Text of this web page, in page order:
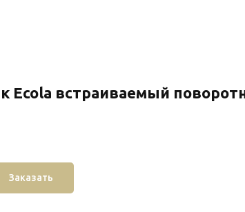
Ecola встраиваемый
Заказать